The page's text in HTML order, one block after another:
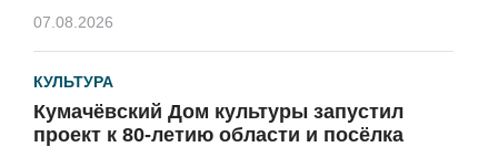
07.08.2026
КУЛЬТУРА
Кумачёвский Дом культуры запустил
проект к 80-летию области и посёлка